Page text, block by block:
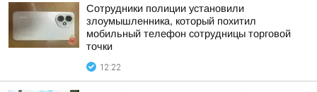
Сотрудники полиции установили
злоумышленника, который похитил
мобильный телефон сотрудницы торговой
точки
12:22